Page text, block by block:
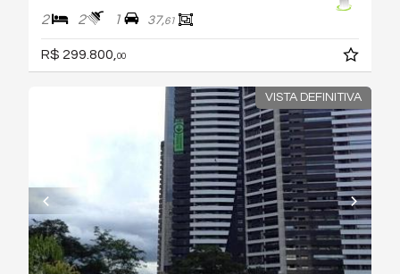
2 2 1 37,61
R$ 299.800,00
VISTA DEFINITIVA